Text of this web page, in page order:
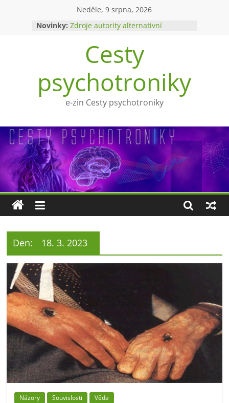
Neděle, 9 srpna, 2026
Novinky: Zdroje autority alternativní
Upíři a mytologie?
Ohnivý poltergeist
Tragédie Anny Göldi
Zlatý východ
Cesty
psychotroniky
e-zin Cesty psychotroniky
Den: 18. 3. 2023
Názory Souvislosti Věda